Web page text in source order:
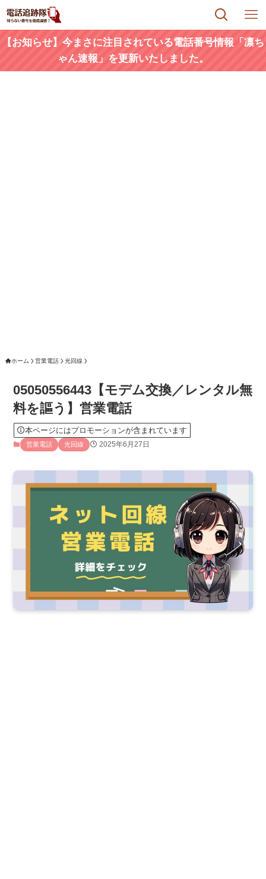
【お知らせ】今まさに注目されている電話番号情報「凛ち
ゃん速報」を更新いたしました。
ホーム 営業電話 光回線
05050556443【モデム交換／レンタル無
料を謳う】営業電話
本ページにはプロモーションが含まれています
営業電話 光回線 2025年6月27日